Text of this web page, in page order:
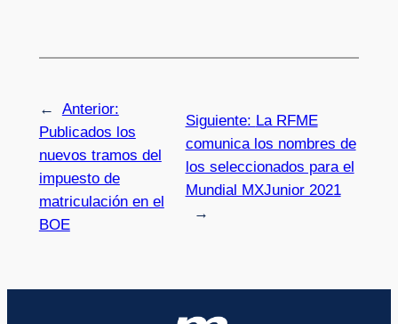
←
Anterior:
Publicados los
nuevos tramos del
impuesto de
matriculación en el
BOE
Siguiente: La RFME
comunica los nombres de
los seleccionados para el
Mundial MXJunior 2021
→